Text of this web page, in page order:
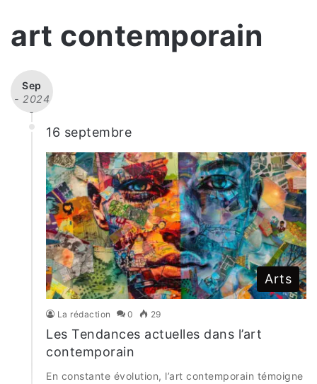
art contemporain
Sep
- 2024
-
16 septembre
Arts
La rédaction 0 29
Les Tendances actuelles dans l’art
contemporain
En constante évolution, l’art contemporain témoigne